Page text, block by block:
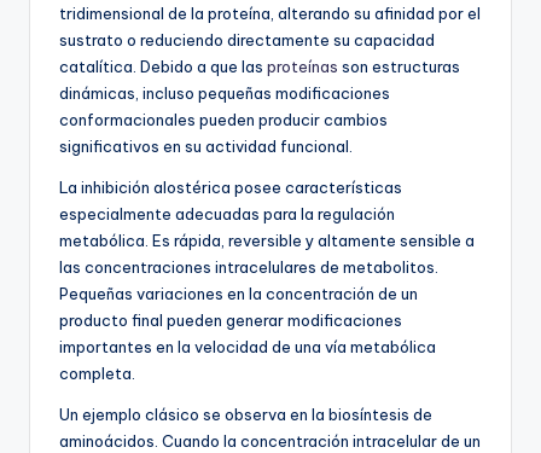
tridimensional de la proteína, alterando su afinidad por el
sustrato o reduciendo directamente su capacidad
catalítica. Debido a que las proteínas son estructuras
dinámicas, incluso pequeñas modificaciones
conformacionales pueden producir cambios
significativos en su actividad funcional.
La inhibición alostérica posee características
especialmente adecuadas para la regulación
metabólica. Es rápida, reversible y altamente sensible a
las concentraciones intracelulares de metabolitos.
Pequeñas variaciones en la concentración de un
producto final pueden generar modificaciones
importantes en la velocidad de una vía metabólica
completa.
Un ejemplo clásico se observa en la biosíntesis de
aminoácidos. Cuando la concentración intracelular de un